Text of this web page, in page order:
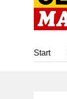
Start